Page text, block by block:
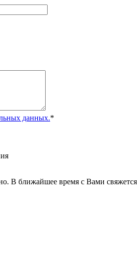
данных.*
В ближайшее время с Вами